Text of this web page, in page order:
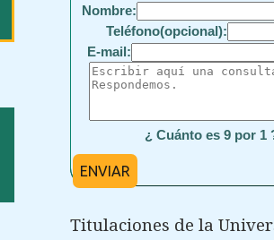
Nombre:
Teléfono(opcional):
E-mail:
¿ Cuánto es 9 por 1
ENVIAR
Titulaciones de la